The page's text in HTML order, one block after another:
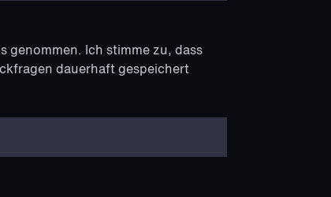
genommen. Ich stimme zu, dass
dauerhaft gespeichert